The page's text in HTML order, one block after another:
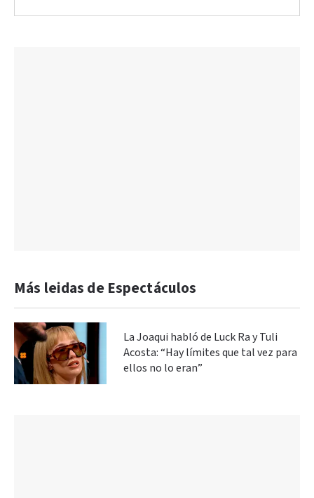
Más leidas de Espectáculos
La Joaqui habló de Luck Ra y Tuli
Acosta: “Hay límites que tal vez para
ellos no lo eran”